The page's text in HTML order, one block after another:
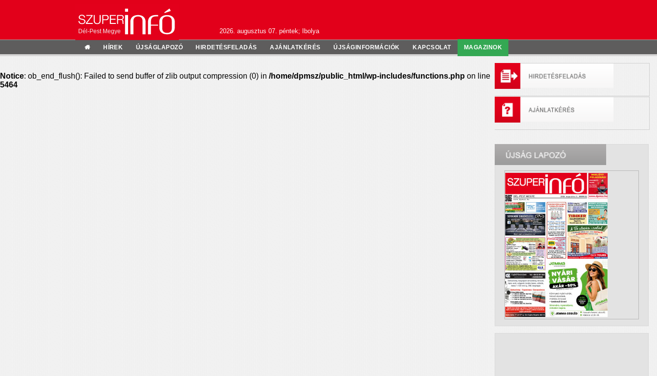
Dél-Pest Megye 2026. augusztus 07. péntek; Ibolya
HÍREK ÚJSÁGLAPOZÓ HIRDETÉSFELADÁS AJÁNLATKÉRÉS ÚJSÁGINFORMÁCIÓK KAPCSOLAT MAGAZINOK
Notice: ob_end_flush(): Failed to send buffer of zlib output compression (0) in /home/dpmsz/public_html/wp-includes/functions.php on line
5464